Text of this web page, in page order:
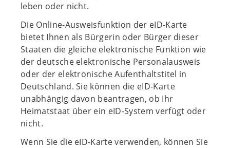
leben oder nicht.
Die Online-Ausweisfunktion der eID-Karte
bietet Ihnen als Bürgerin oder Bürger dieser
Staaten die gleiche elektronische Funktion wie
der deutsche elektronische Personalausweis
oder der elektronische Aufenthaltstitel in
Deutschland. Sie können die eID-Karte
unabhängig davon beantragen, ob Ihr
Heimatstaat über ein eID-System verfügt oder
nicht.
Wenn Sie die eID-Karte verwenden, können Sie